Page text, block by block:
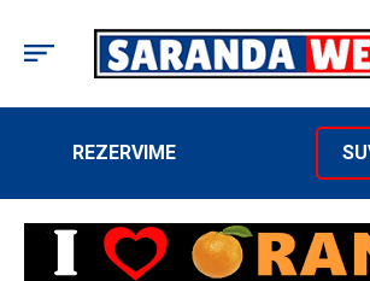
REZERVIME